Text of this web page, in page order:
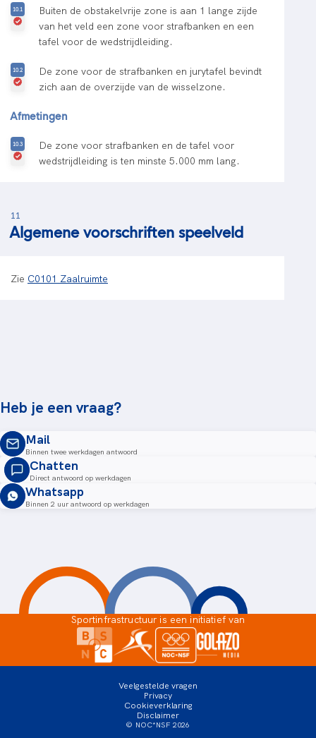
Buiten de obstakelvrije zone is aan 1 lange zijde
van het veld een zone voor strafbanken en een
tafel voor de wedstrijdleiding.
De zone voor de strafbanken en jurytafel bevindt
zich aan de overzijde van de wisselzone.
Afmetingen
De zone voor strafbanken en de tafel voor
wedstrijdleiding is ten minste 5.000 mm lang.
11
Algemene voorschriften speelveld
Zie C0101 Zaalruimte
Heb je een vraag?
Mail
Binnen twee werkdagen antwoord
Chatten
Direct antwoord op werkdagen
Whatsapp
Binnen 2 uur antwoord op werkdagen
Sportinfrastructuur is een initiatief van
© NOC*NSF 2026
Veelgestelde vragen
Privacy
Cookieverklaring
Disclaimer